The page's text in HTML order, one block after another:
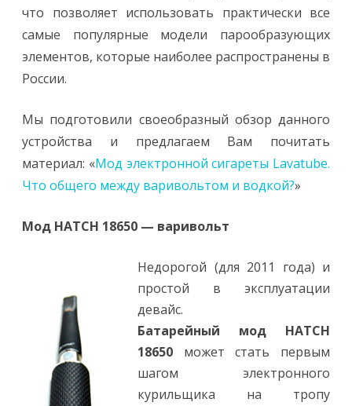
что позволяет использовать практически все
самые популярные модели парообразующих
элементов, которые наиболее распространены в
России.
Мы подготовили своеобразный обзор данного
устройства и предлагаем Вам почитать
материал: «Мод электронной сигареты Lavatube.
Что общего между варивольтом и водкой?»
Мод HATCH 18650 — варивольт
Недорогой (для 2011 года) и
простой в эксплуатации
девайс.
Батарейный мод HATCH
18650 может стать первым
шагом электронного
курильщика на тропу